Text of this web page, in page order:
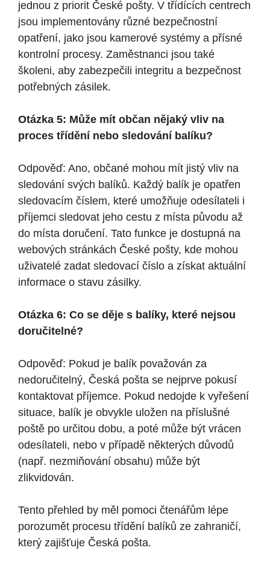
jednou z priorit České pošty. V třídících centrech
jsou implementovány různé bezpečnostní
opatření, jako jsou kamerové systémy a přísné
kontrolní procesy. Zaměstnanci jsou také
školeni, aby zabezpečili integritu a bezpečnost
potřebných zásilek.
Otázka 5: Může mít občan nějaký vliv na
proces třídění nebo sledování balíku?
Odpověď: Ano, občané mohou mít jistý vliv na
sledování svých balíků. Každý balík je opatřen
sledovacím číslem, které umožňuje odesílateli i
příjemci sledovat jeho cestu z místa původu až
do místa doručení. Tato funkce je dostupná na
webových stránkách České pošty, kde mohou
uživatelé zadat sledovací číslo a získat aktuální
informace o stavu zásilky.
Otázka 6: Co se děje s balíky, které nejsou
doručitelné?
Odpověď: Pokud je balík považován za
nedoručitelný, Česká pošta se nejprve pokusí
kontaktovat příjemce. Pokud nedojde k vyřešení
situace, balík je obvykle uložen na příslušné
poště po určitou dobu, a poté může být vrácen
odesílateli, nebo v případě některých důvodů
(např. nezmiňování obsahu) může být
zlikvidován.
Tento přehled by měl pomoci čtenářům lépe
porozumět procesu třídění balíků ze zahraničí,
který zajišťuje Česká pošta.